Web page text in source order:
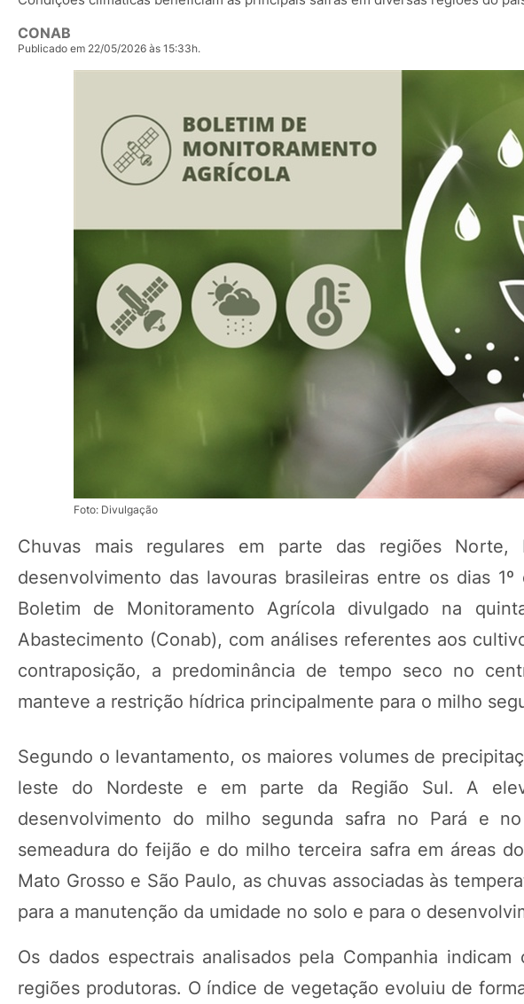
CONAB
Publicado em 22/05/2026 às 15:33h.
Foto: Divulgação
Chuvas mais regulares em parte das regiões
desenvolvimento das lavouras brasileiras entre os dias
Boletim de Monitoramento Agrícola divulgado na
Abastecimento (Conab), com análises referentes aos
contraposição, a predominância de tempo seco no
manteve a restrição hídrica principalmente para o milho
Segundo o levantamento, os maiores volumes de
leste do Nordeste e em parte da Região Sul. A
desenvolvimento do milho segunda safra no Pará e
semeadura do feijão e do milho terceira safra em áreas
Mato Grosso e São Paulo, as chuvas associadas às
para a manutenção da umidade no solo e para o
Os dados espectrais analisados pela Companhia
regiões produtoras. O índice de vegetação evoluiu de